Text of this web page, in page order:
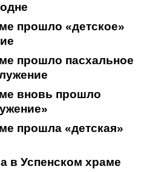
прошло «детское»
прошло пасхальное
вновь прошло
прошла «детская»
в Успенском храме